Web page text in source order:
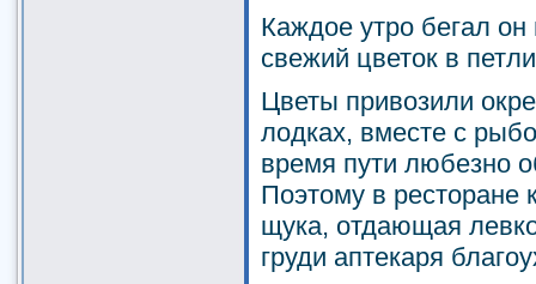
Каждое утро бегал он
свежий цветок в
Цветы привозили
лодках, вместе с
время пути любезно
Поэтому в ресторане
щука, отдающая
груди аптекаря